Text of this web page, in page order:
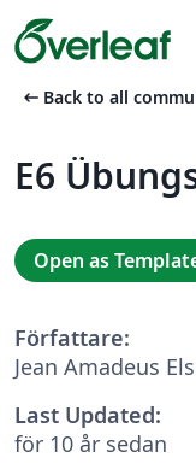
arrow_left_alt Back to all
E6
Open as
Författare:
Jean Amadeus
Last Updated:
för 10 år sedan